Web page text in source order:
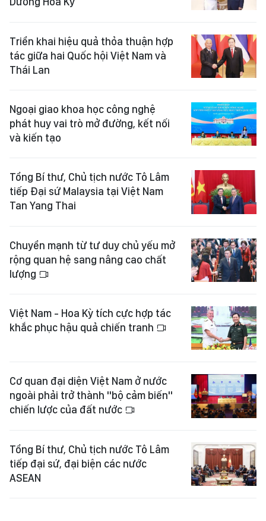
Triển khai hiệu quả thỏa thuận hợp
tác giữa hai Quốc hội Việt Nam và
Thái Lan
Ngoại giao khoa học công nghệ
phát huy vai trò mở đường, kết nối
và kiến tạo
Tổng Bí thư, Chủ tịch nước Tô Lâm
tiếp Đại sứ Malaysia tại Việt Nam
Tan Yang Thai
Chuyển mạnh từ tư duy chủ yếu mở
rộng quan hệ sang nâng cao chất
lượng
Việt Nam - Hoa Kỳ tích cực hợp tác
khắc phục hậu quả chiến tranh
Cơ quan đại diện Việt Nam ở nước
ngoài phải trở thành "bộ cảm biến"
chiến lược của đất nước
Tổng Bí thư, Chủ tịch nước Tô Lâm
tiếp đại sứ, đại biện các nước
ASEAN